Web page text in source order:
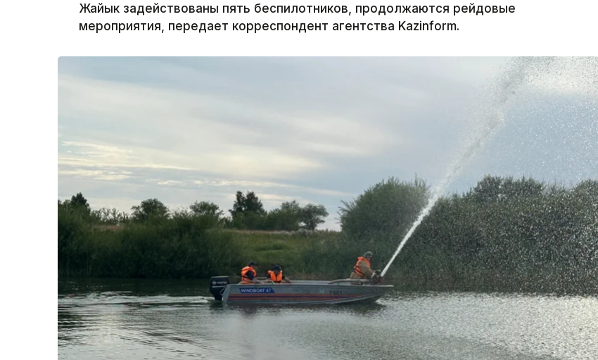
Жайык задействованы пять беспилотников, продолжаются рейдовые
мероприятия, передает корреспондент агентства Kazinform.